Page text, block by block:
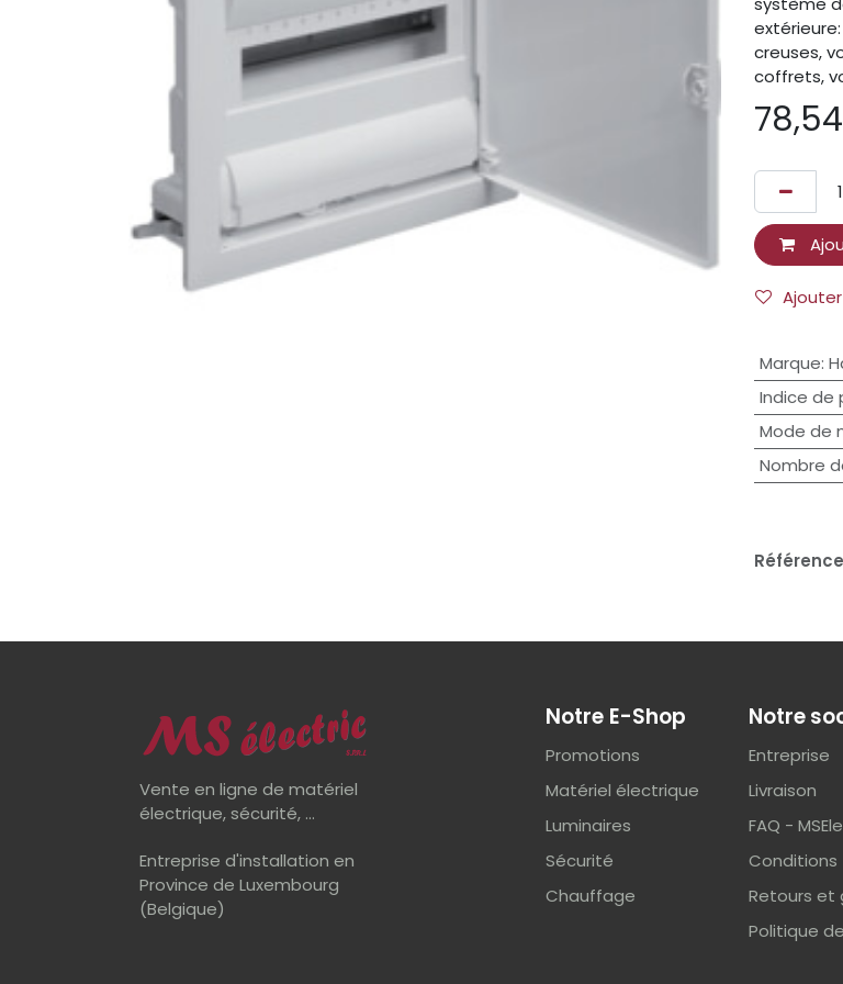
creuses,
coffrets,
78,54
Marque:
Indice de
Mode de
Nombre
Notre
Entreprise
Livraison
FAQ -
Conditions
Retours et
Politique
Vente en ligne de matériel
électrique, sécurité, ...
Entreprise d'installation en
Province de Luxembourg
(Belgique)
Notre E-Shop
Promotions
Matériel électrique
Luminaires
Sécurité
Chauffage